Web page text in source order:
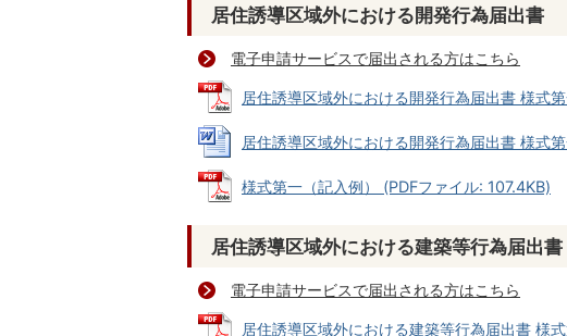
居住誘導区域外における開発行為届出書
電子申請サービスで届出される方はこちら
居住誘導区域外における開発行為届出書 様式
居住誘導区域外における開発行為届出書 様式
様式第一（記入例） (PDFファイル: 107.4KB)
居住誘導区域外における建築等行為届出書
電子申請サービスで届出される方はこちら
居住誘導区域外における建築等行為届出書 様